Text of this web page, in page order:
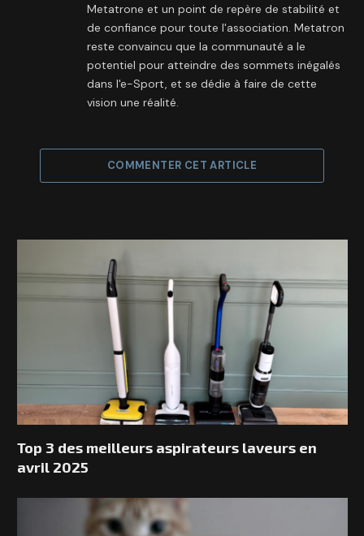
Metatrone et un point de repère de stabilité et
de confiance pour toute l'association. Metatron
reste convaincu que la communauté a le
potentiel pour atteindre des sommets inégalés
dans l'e-Sport, et se dédie à faire de cette
vision une réalité.
COMMENTER CET ARTICLE
Top 3 des meilleurs aspirateurs laveurs en
avril 2025